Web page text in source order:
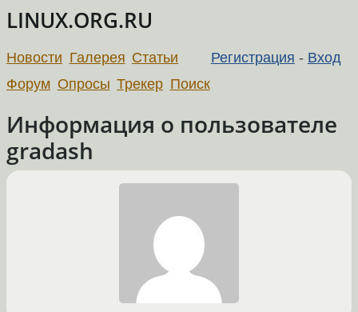
LINUX.ORG.RU
Регистрация - Вход
Новости Галерея Статьи
Форум Опросы Трекер Поиск
Информация о пользователе
gradash